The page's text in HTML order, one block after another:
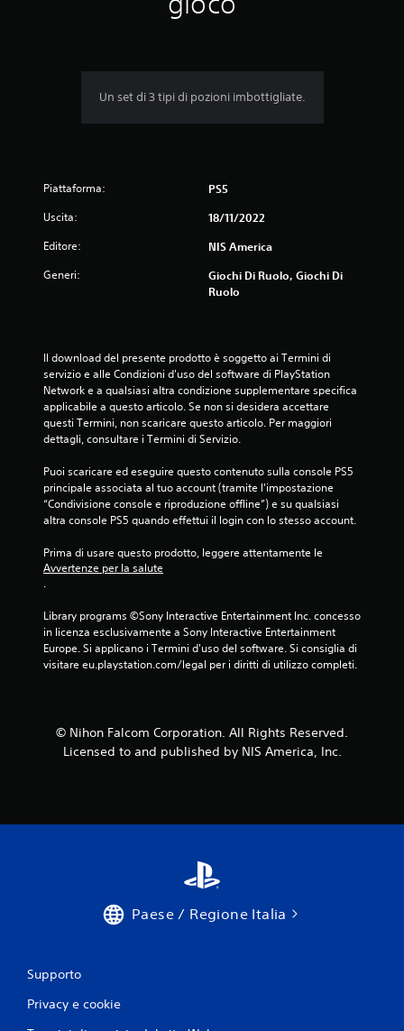
Un set di 3 tipi di pozioni imbottigliate.
Piattaforma: PS5
Uscita: 18/11/2022
Editore: NIS America
Generi:
Giochi Di Ruolo, Giochi Di
Ruolo
Il download del presente prodotto è soggetto ai Termini di
servizio e alle Condizioni d'uso del software di PlayStation
Network e a qualsiasi altra condizione supplementare specifica
applicabile a questo articolo. Se non si desidera accettare
questi Termini, non scaricare questo articolo. Per maggiori
dettagli, consultare i Termini di Servizio.
Puoi scaricare ed eseguire questo contenuto sulla console PS5
principale associata al tuo account (tramite l'impostazione
“Condivisione console e riproduzione offline”) e su qualsiasi
altra console PS5 quando effettui il login con lo stesso account.
Prima di usare questo prodotto, leggere attentamente le
Avvertenze per la salute
.
Library programs ©Sony Interactive Entertainment Inc. concesso
in licenza esclusivamente a Sony Interactive Entertainment
Europe. Si applicano i Termini d'uso del software. Si consiglia di
visitare eu.playstation.com/legal per i diritti di utilizzo completi.
© Nihon Falcom Corporation. All Rights Reserved.
Licensed to and published by NIS America, Inc.
Paese / Regione Italia
Supporto
Privacy e cookie